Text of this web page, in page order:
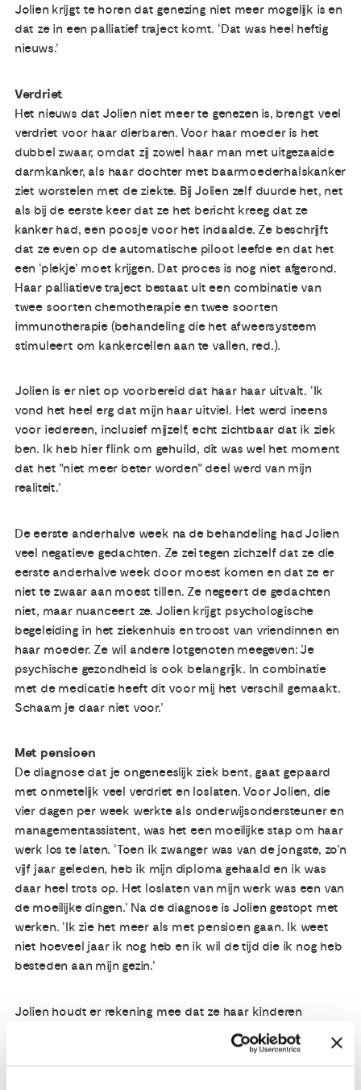
Jolien krijgt te horen dat genezing niet meer mogelijk is en
dat ze in een palliatief traject komt. ‘Dat was heel heftig
nieuws.’
Verdriet
Het nieuws dat Jolien niet meer te genezen is, brengt veel
verdriet voor haar dierbaren. Voor haar moeder is het
dubbel zwaar, omdat zij zowel haar man met uitgezaaide
darmkanker, als haar dochter met baarmoederhalskanker
ziet worstelen met de ziekte. Bij Jolien zelf duurde het, net
als bij de eerste keer dat ze het bericht kreeg dat ze
kanker had, een poosje voor het indaalde. Ze beschrijft
dat ze even op de automatische piloot leefde en dat het
een ‘plekje’ moet krijgen. Dat proces is nog niet afgerond.
Haar palliatieve traject bestaat uit een combinatie van
twee soorten chemotherapie en twee soorten
immunotherapie (behandeling die het afweersysteem
stimuleert om kankercellen aan te vallen, red.).
Jolien is er niet op voorbereid dat haar haar uitvalt. ‘Ik
vond het heel erg dat mijn haar uitviel. Het werd ineens
voor iedereen, inclusief mijzelf, echt zichtbaar dat ik ziek
ben. Ik heb hier flink om gehuild, dit was wel het moment
dat het "niet meer beter worden" deel werd van mijn
realiteit.’
De eerste anderhalve week na de behandeling had Jolien
veel negatieve gedachten. Ze zei tegen zichzelf dat ze die
eerste anderhalve week door moest komen en dat ze er
niet te zwaar aan moest tillen. Ze negeert de gedachten
niet, maar nuanceert ze. Jolien krijgt psychologische
begeleiding in het ziekenhuis en troost van vriendinnen en
haar moeder. Ze wil andere lotgenoten meegeven: ‘Je
psychische gezondheid is ook belangrijk. In combinatie
met de medicatie heeft dit voor mij het verschil gemaakt.
Schaam je daar niet voor.’
Met pensioen
De diagnose dat je ongeneeslijk ziek bent, gaat gepaard
met onmetelijk veel verdriet en loslaten. Voor Jolien, die
vier dagen per week werkte als onderwijsondersteuner en
managementassistent, was het een moeilijke stap om haar
werk los te laten. ‘Toen ik zwanger was van de jongste, zo’n
vijf jaar geleden, heb ik mijn diploma gehaald en ik was
daar heel trots op. Het loslaten van mijn werk was een van
de moeilijke dingen.’ Na de diagnose is Jolien gestopt met
werken. ‘Ik zie het meer als met pensioen gaan. Ik weet
niet hoeveel jaar ik nog heb en ik wil de tijd die ik nog heb
besteden aan mijn gezin.’
Jolien houdt er rekening mee dat ze haar kinderen
misschien niet zal zien opgroeien. ‘Ik houd er rekening
mee dat ik dát niet mee ga maken. In de fase waarin ik nu